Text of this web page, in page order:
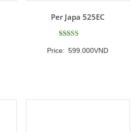
Per Japa 525EC
hạng
Price: 599.000VND